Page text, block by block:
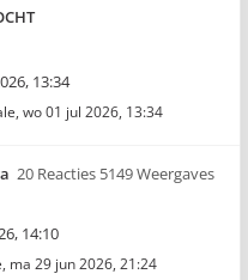
13:34
, wo 01 jul 2026, 13:34
20 Reacties 5149 Weergaves
14:10
, ma 29 jun 2026, 21:24